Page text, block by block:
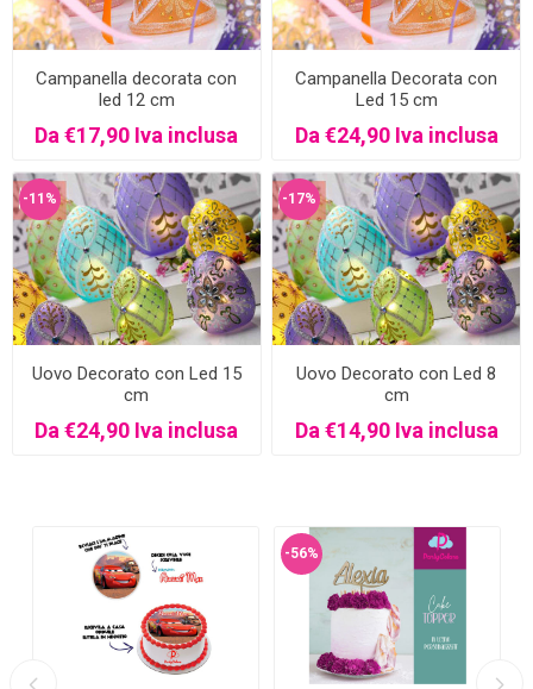
Campanella decorata con
led 12 cm
Da €17,90 Iva inclusa
Campanella Decorata con
Led 15 cm
Da €24,90 Iva inclusa
-11%
Uovo Decorato con Led 15
cm
Da €24,90 Iva inclusa
-17%
Uovo Decorato con Led 8
cm
Da €14,90 Iva inclusa
-56%